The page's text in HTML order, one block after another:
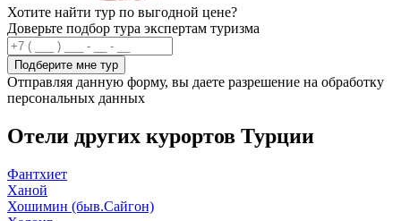
Хотите найти тур по выгодной цене?
Доверьте подбор тура экспертам туризма
Подберите мне тур
Отправляя данную форму, вы даете разрешение на обработку
персональных данных
Отели других курортов Турции
Фантхиет
Ханой
Хошимин (быв.Сайгон)